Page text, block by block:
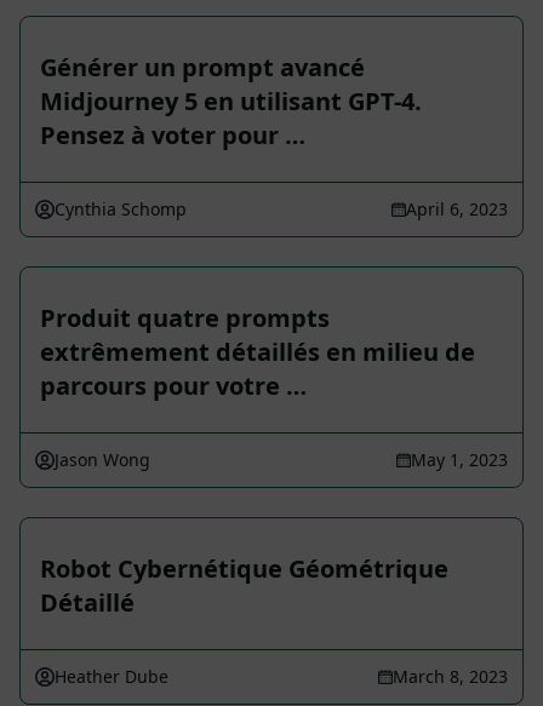
Générer un prompt avancé
Midjourney 5 en utilisant GPT-4.
Pensez à voter pour …
Cynthia Schomp April 6, 2023
Produit quatre prompts
extrêmement détaillés en milieu de
parcours pour votre …
Jason Wong May 1, 2023
Robot Cybernétique Géométrique
Détaillé
Heather Dube March 8, 2023